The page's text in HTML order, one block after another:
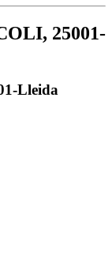
25001-
Lleida